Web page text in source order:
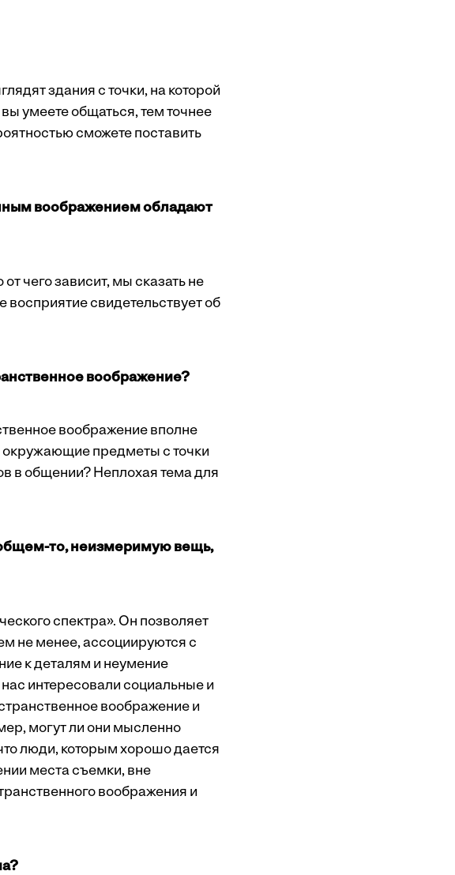
­здания с точки, на которой
умеете общаться, тем точнее
сможете поставить
воображением обладают
чего зависит, мы сказать не
свидетельствует об
воображение?
воображение вполне
окружающие предметы с точки
в общении? Неплохая тема для
общем-то, неизмеримую вещь,
спектра». Он позволяет
не менее, ассоциируются с
к деталям и неумение
интересовали социальные и
воображение и
могут ли они мысленно
люди, которым хорошо дается
места съемки, вне
воображения и